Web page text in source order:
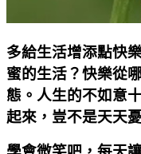
多給生活增添點快
蜜的生活？快樂從
態。人生的不如意
起來，豈不是天天